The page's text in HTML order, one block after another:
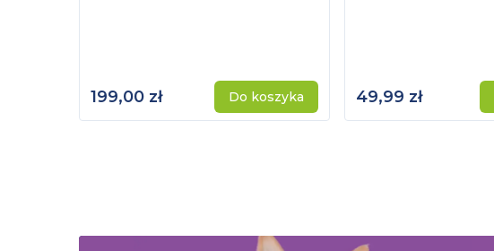
199,00 zł Do koszyka 49,99 zł